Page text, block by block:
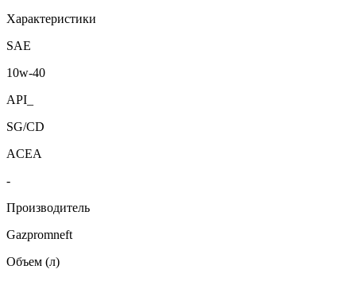
Характеристики
SAE
10w-40
API_
SG/CD
ACEA
-
Производитель
Gazpromneft
Объем (л)